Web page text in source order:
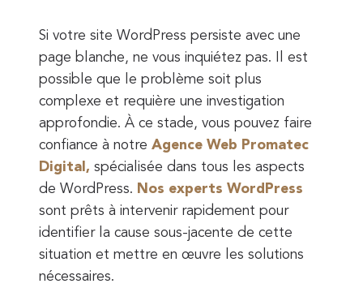
Si votre site WordPress persiste avec une
page blanche, ne vous inquiétez pas. Il est
possible que le problème soit plus
complexe et requière une investigation
approfondie. À ce stade, vous pouvez faire
confiance à notre Agence Web Promatec
Digital, spécialisée dans tous les aspects
de WordPress. Nos experts WordPress
sont prêts à intervenir rapidement pour
identifier la cause sous-jacente de cette
situation et mettre en œuvre les solutions
nécessaires.